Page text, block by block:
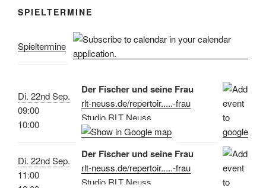
SPIELTERMINE
Spieltermine
Di. 22nd Sep.
09:00
10:00
Der Fischer und seine Frau
rlt-neuss.de/repertoir.....-frau
Studio RLT Neuss
Di. 22nd Sep.
11:00
Der Fischer und seine Frau
rlt-neuss.de/repertoir.....-frau
Studio RLT Neuss